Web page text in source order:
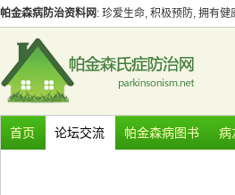
帕金森病防治资料网 : 珍爱生命, 积极预防, 拥有健
首页 论坛交流 帕金森病图书 病